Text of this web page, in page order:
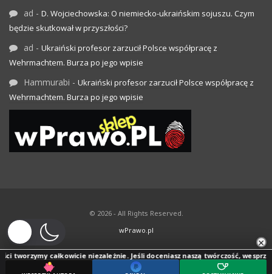
ad - D. Wojciechowska: O niemiecko-ukraińskim sojuszu. Czym
będzie skutkował w przyszłości?
ad - Ukraiński profesor zarzucił Polsce współpracę z
Wehrmachtem. Burza po jego wpisie
Hammurabi - Ukraiński profesor zarzucił Polsce współpracę z
Wehrmachtem. Burza po jego wpisie
© 2026 - All Rights Reserved.
wPrawo.pl
×
tworzymy całkowicie niezależnie. Jeśli doceniasz naszą twórczość, wesprzyj